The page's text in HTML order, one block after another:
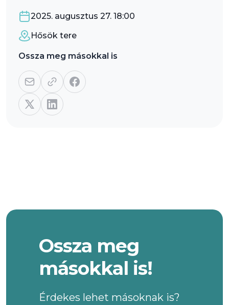
2025. augusztus 27. 18:00
Hősök tere
Ossza meg másokkal is
Ossza meg
másokkal is!
Érdekes lehet másoknak is?